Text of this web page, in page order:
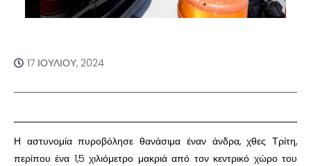
17 ΙΟΥΛΊΟΥ, 2024
Η αστυνομία πυροβόλησε θανάσιμα έναν άνδρα, χθες Τρίτη,
περίπου ένα 1,5 χιλιόμετρο μακριά από τον κεντρικό χώρο του